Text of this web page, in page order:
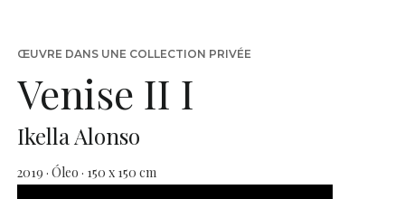
ŒUVRE DANS UNE COLLECTION PRIVÉE
Venise II I
Ikella Alonso
2019 · Óleo · 150 x 150 cm